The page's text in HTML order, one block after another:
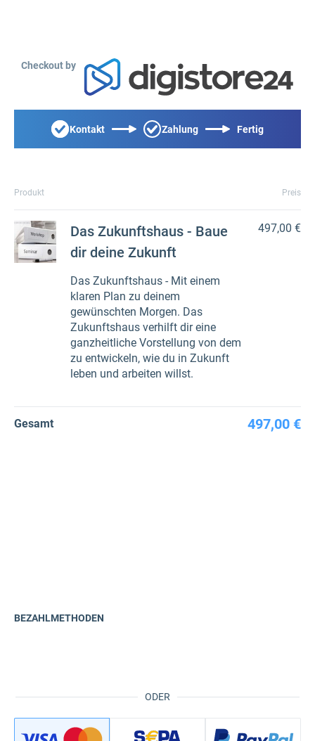
Checkout by
Kontakt Zahlung Fertig
Produkt Preis
Das Zukunftshaus - Baue
dir deine Zukunft
Das Zukunftshaus - Mit einem
klaren Plan zu deinem
gewünschten Morgen. Das
Zukunftshaus verhilft dir eine
ganzheitliche Vorstellung von dem
zu entwickeln, wie du in Zukunft
leben und arbeiten willst.
497,00 €
Gesamt 497,00 €
ODER
BEZAHLMETHODEN